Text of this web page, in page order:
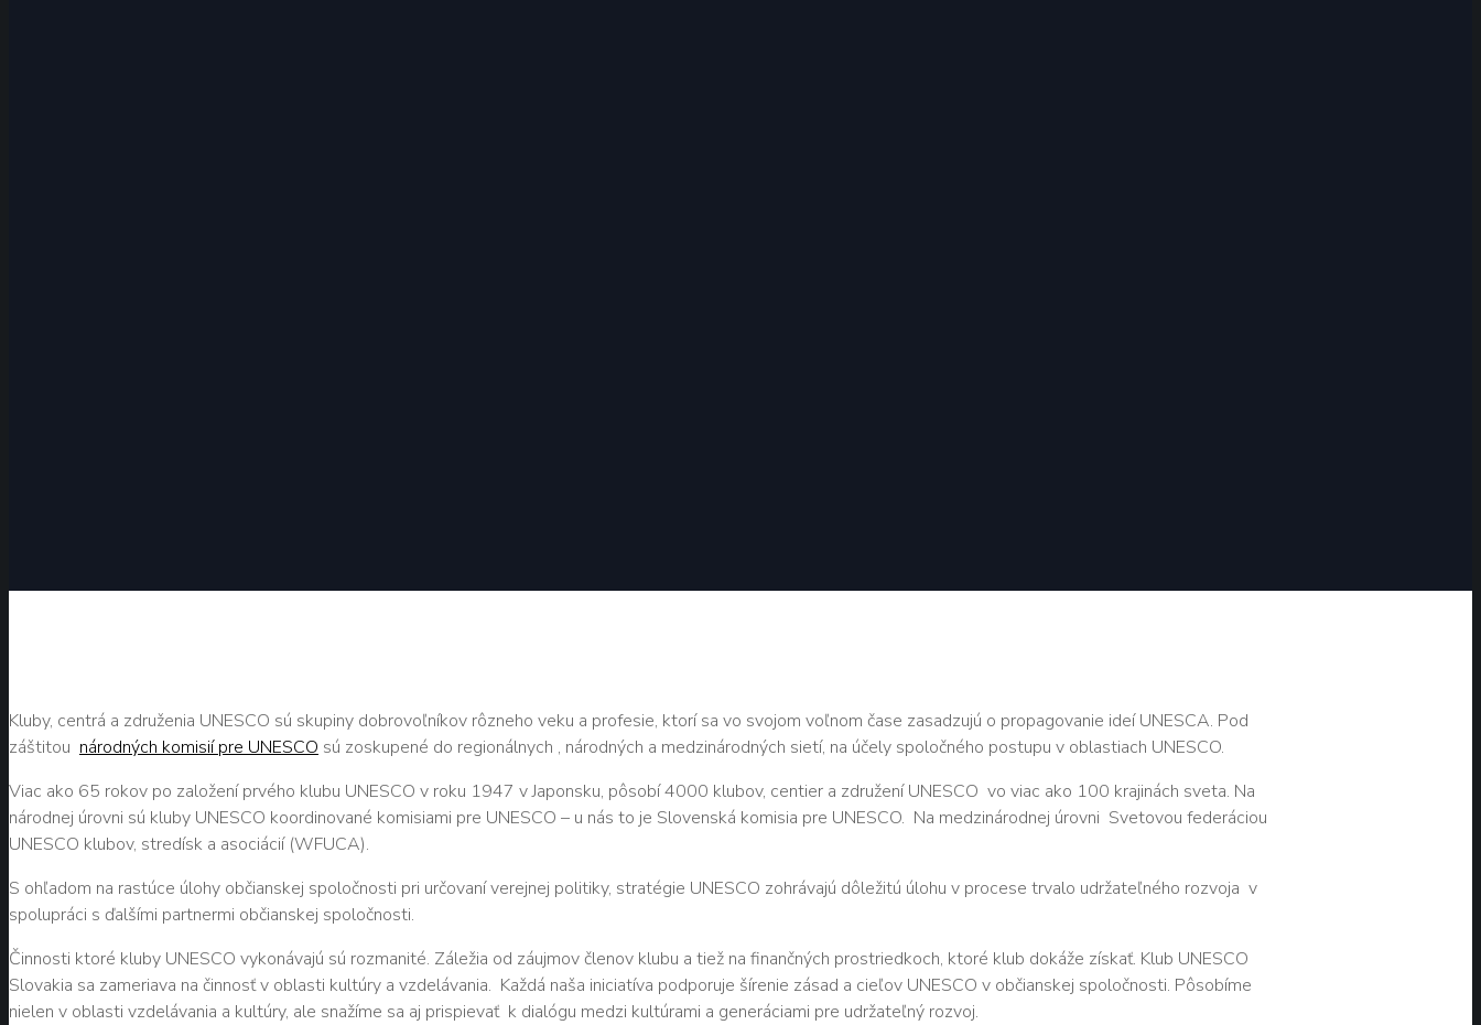
Kluby, centrá a združenia UNESCO sú skupiny dobrovoľníkov rôzneho veku a profesie, ktorí sa vo svojom voľnom čase zasadzujú o propagovanie ideí UNESCA. Pod
záštitou národných komisií pre UNESCO sú zoskupené do regionálnych , národných a medzinárodných sietí, na účely spoločného postupu v oblastiach UNESCO.
Viac ako 65 rokov po založení prvého klubu UNESCO v roku 1947 v Japonsku, pôsobí 4000 klubov, centier a združení UNESCO vo viac ako 100 krajinách sveta. Na
národnej úrovni sú kluby UNESCO koordinované komisiami pre UNESCO – u nás to je Slovenská komisia pre UNESCO. Na medzinárodnej úrovni Svetovou federáciou
UNESCO klubov, stredísk a asociácií (WFUCA).
S ohľadom na rastúce úlohy občianskej spoločnosti pri určovaní verejnej politiky, stratégie UNESCO zohrávajú dôležitú úlohu v procese trvalo udržateľného rozvoja v
spolupráci s ďalšími partnermi občianskej spoločnosti.
Činnosti ktoré kluby UNESCO vykonávajú sú rozmanité. Záležia od záujmov členov klubu a tiež na finančných prostriedkoch, ktoré klub dokáže získať. Klub UNESCO
Slovakia sa zameriava na činnosť v oblasti kultúry a vzdelávania. Každá naša iniciatíva podporuje šírenie zásad a cieľov UNESCO v občianskej spoločnosti. Pôsobíme
nielen v oblasti vzdelávania a kultúry, ale snažíme sa aj prispievať k dialógu medzi kultúrami a generáciami pre udržateľný rozvoj.